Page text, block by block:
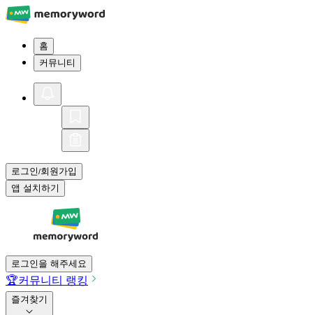
홈
커뮤니티
로그인/회원가입
앱 설치하기
로그인을 해주세요
🏆커뮤니티 랭킹
즐겨찾기